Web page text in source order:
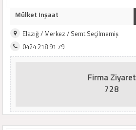
Mülket Inşaat
Elazığ / Merkez / Semt Seçilmemiş
0424 218 91 79
Firma Ziyaret
728